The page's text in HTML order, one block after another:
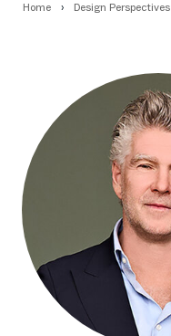
Home Design Perspectives